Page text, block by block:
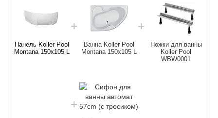
Панель Koller Pool
Montana 150х105 L
Ванна Koller Pool
Montana 150х105 L
Ножки для ванны
Koller Pool
WBW0001